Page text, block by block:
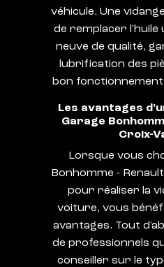
véhicule. Une
de remplacer l'huile
neuve de qualité,
lubrification des
bon
Les avantages
Garage
Croix-
Lorsque vous
Bonhomme -
pour réaliser la
voiture, vous
avantages. Tout
de professionnels
conseiller sur le